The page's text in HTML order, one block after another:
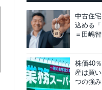
中古住
込める
＝田嶋
株価40
産は買
つの強